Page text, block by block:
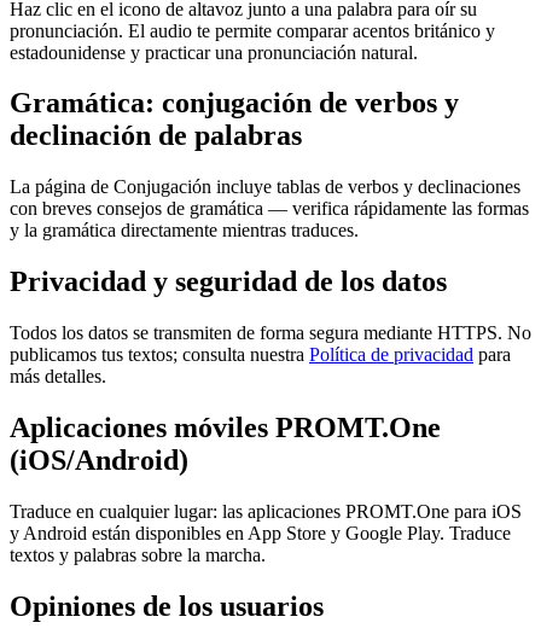
Haz clic en el icono de altavoz junto a una palabra para oír su
pronunciación. El audio te permite comparar acentos británico y
estadounidense y practicar una pronunciación natural.
Gramática: conjugación de verbos y
declinación de palabras
La página de Conjugación incluye tablas de verbos y declinaciones
con breves consejos de gramática — verifica rápidamente las formas
y la gramática directamente mientras traduces.
Privacidad y seguridad de los datos
Todos los datos se transmiten de forma segura mediante HTTPS. No
publicamos tus textos; consulta nuestra Política de privacidad para
más detalles.
Aplicaciones móviles PROMT.One
(iOS/Android)
Traduce en cualquier lugar: las aplicaciones PROMT.One para iOS
y Android están disponibles en App Store y Google Play. Traduce
textos y palabras sobre la marcha.
Opiniones de los usuarios